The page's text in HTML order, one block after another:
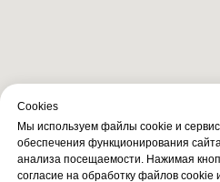
Сookies
Мы используем файлы cookie и
обеспечения функционирования
анализа посещаемости. Нажимая
согласие на обработку файлов